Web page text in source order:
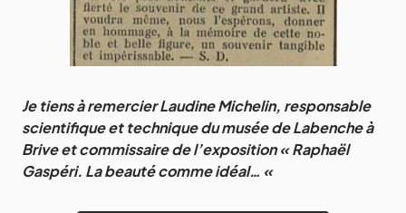
Je tiens à remercier Laudine Michelin, responsable
scientifique et technique du musée de Labenche à
Brive et commissaire de l’exposition « Raphaël
Gaspéri. La beauté comme idéal… «